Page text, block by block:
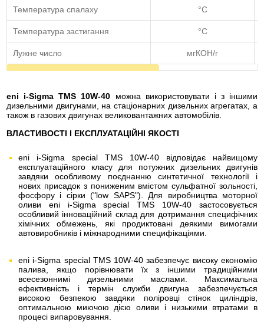
Температура спалаху °C
Температура застигання °C
Лужне число мгКОН/г
eni i-Sigma TMS 10W-40 можна використовувати і з іншими
дизельними двигунами, на стаціонарних дизельних агрегатах, а
також в газових двигунах великовантажних автомобілів.
ВЛАСТИВОСТІ І ЕКСПЛУАТАЦІЙНІ ЯКОСТІ
eni i-Sigma special TMS 10W-40 відповідає найвищому
експлуатаційного класу для потужних дизельних двигунів
завдяки особливому поєднанню синтетичної технології і
нових присадок з пониженим вмістом сульфатної зольності,
фосфору і сірки ("low SAPS"). Для виробництва моторної
оливи eni i-Sigma special TMS 10W-40 застосовується
особливий інноваційний склад для дотримання специфічних
хімічних обмежень, які продиктовані деякими вимогами
автовиробників і міжнародними специфікаціями.
eni i-Sigma special TMS 10W-40 забезпечує високу економію
палива, якщо порівнювати їх з іншими традиційними
всесезоннимі дизельними маслами. Максимальна
ефективність і термін служби двигуна забезпечується
високою безпекою завдяки поліровці стінок циліндрів,
оптимальною миючою дією оливи і низькими втратами в
процесі випаровування.